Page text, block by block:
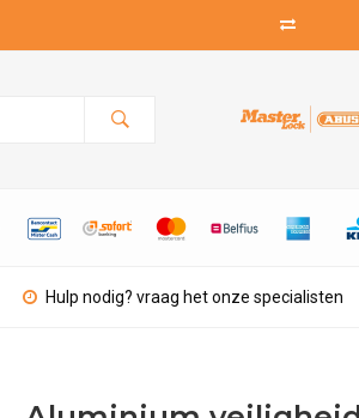
Hulp nodig? vraag het onze specialisten